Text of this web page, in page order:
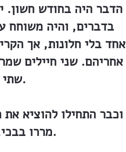
הדבר היה בחודש חשון.
בדברים, והיה
אחד בלי חלונות, אך
אחריהם. שני חיילים
שתי עגלות גרמניות, שהיו מזומנות מלכתחלה לשעת הכושר.
וכבר התחילו להוציא
מררו בבכי. החיילים עשו את מלאכתם באמונה כאשר הורה אותם המנהל.